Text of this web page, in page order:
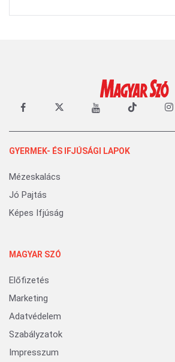
GYERMEK- ÉS IFJÚSÁGI LAPOK
Mézeskalács
Jó Pajtás
Képes Ifjúság
MAGYAR SZÓ
Előfizetés
Marketing
Adatvédelem
Szabályzatok
Impresszum